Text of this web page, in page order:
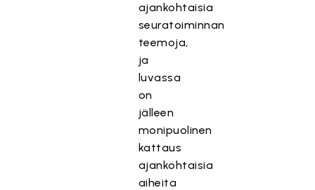
ajankohtaisia
seuratoiminnan
teemoja,
ja
luvassa
on
jälleen
monipuolinen
kattaus
ajankohtaisia
aiheita